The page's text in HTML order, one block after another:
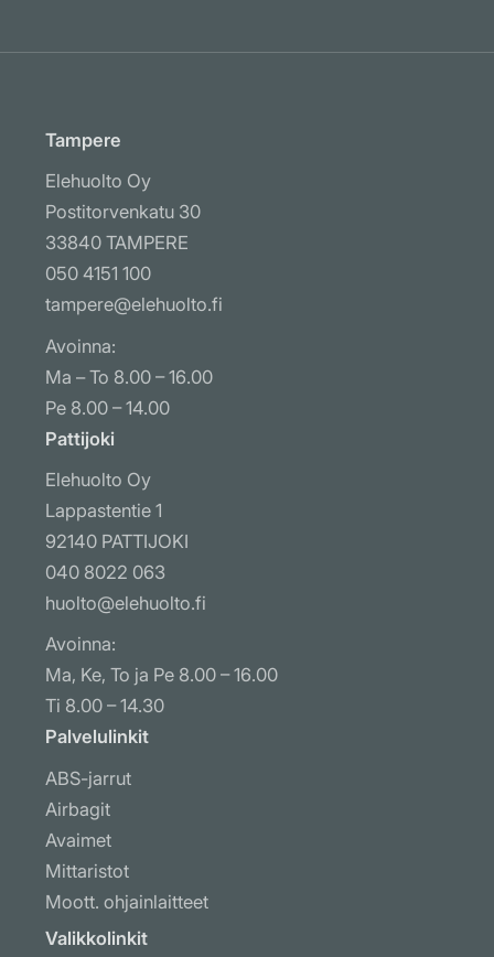
Tampere
Elehuolto Oy
Postitorvenkatu 30
33840 TAMPERE
050 4151 100
tampere@elehuolto.fi
Avoinna:
Ma – To 8.00 – 16.00
Pe 8.00 – 14.00
Pattijoki
Elehuolto Oy
Lappastentie 1
92140 PATTIJOKI
040 8022 063
huolto@elehuolto.fi
Avoinna:
Ma, Ke, To ja Pe 8.00 – 16.00
Ti 8.00 – 14.30
Palvelulinkit
ABS-jarrut
Airbagit
Avaimet
Mittaristot
Moott. ohjainlaitteet
Muut ohjausyksiköt
Valikkolinkit